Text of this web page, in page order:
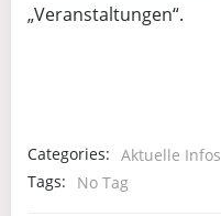
„Veranstaltungen“.
Categories: Aktuelle Infos
Tags:
No Tag